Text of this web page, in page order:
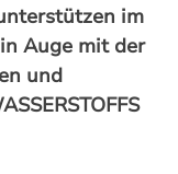
im
in Auge mit der
und